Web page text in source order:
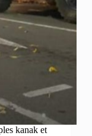
kanak et